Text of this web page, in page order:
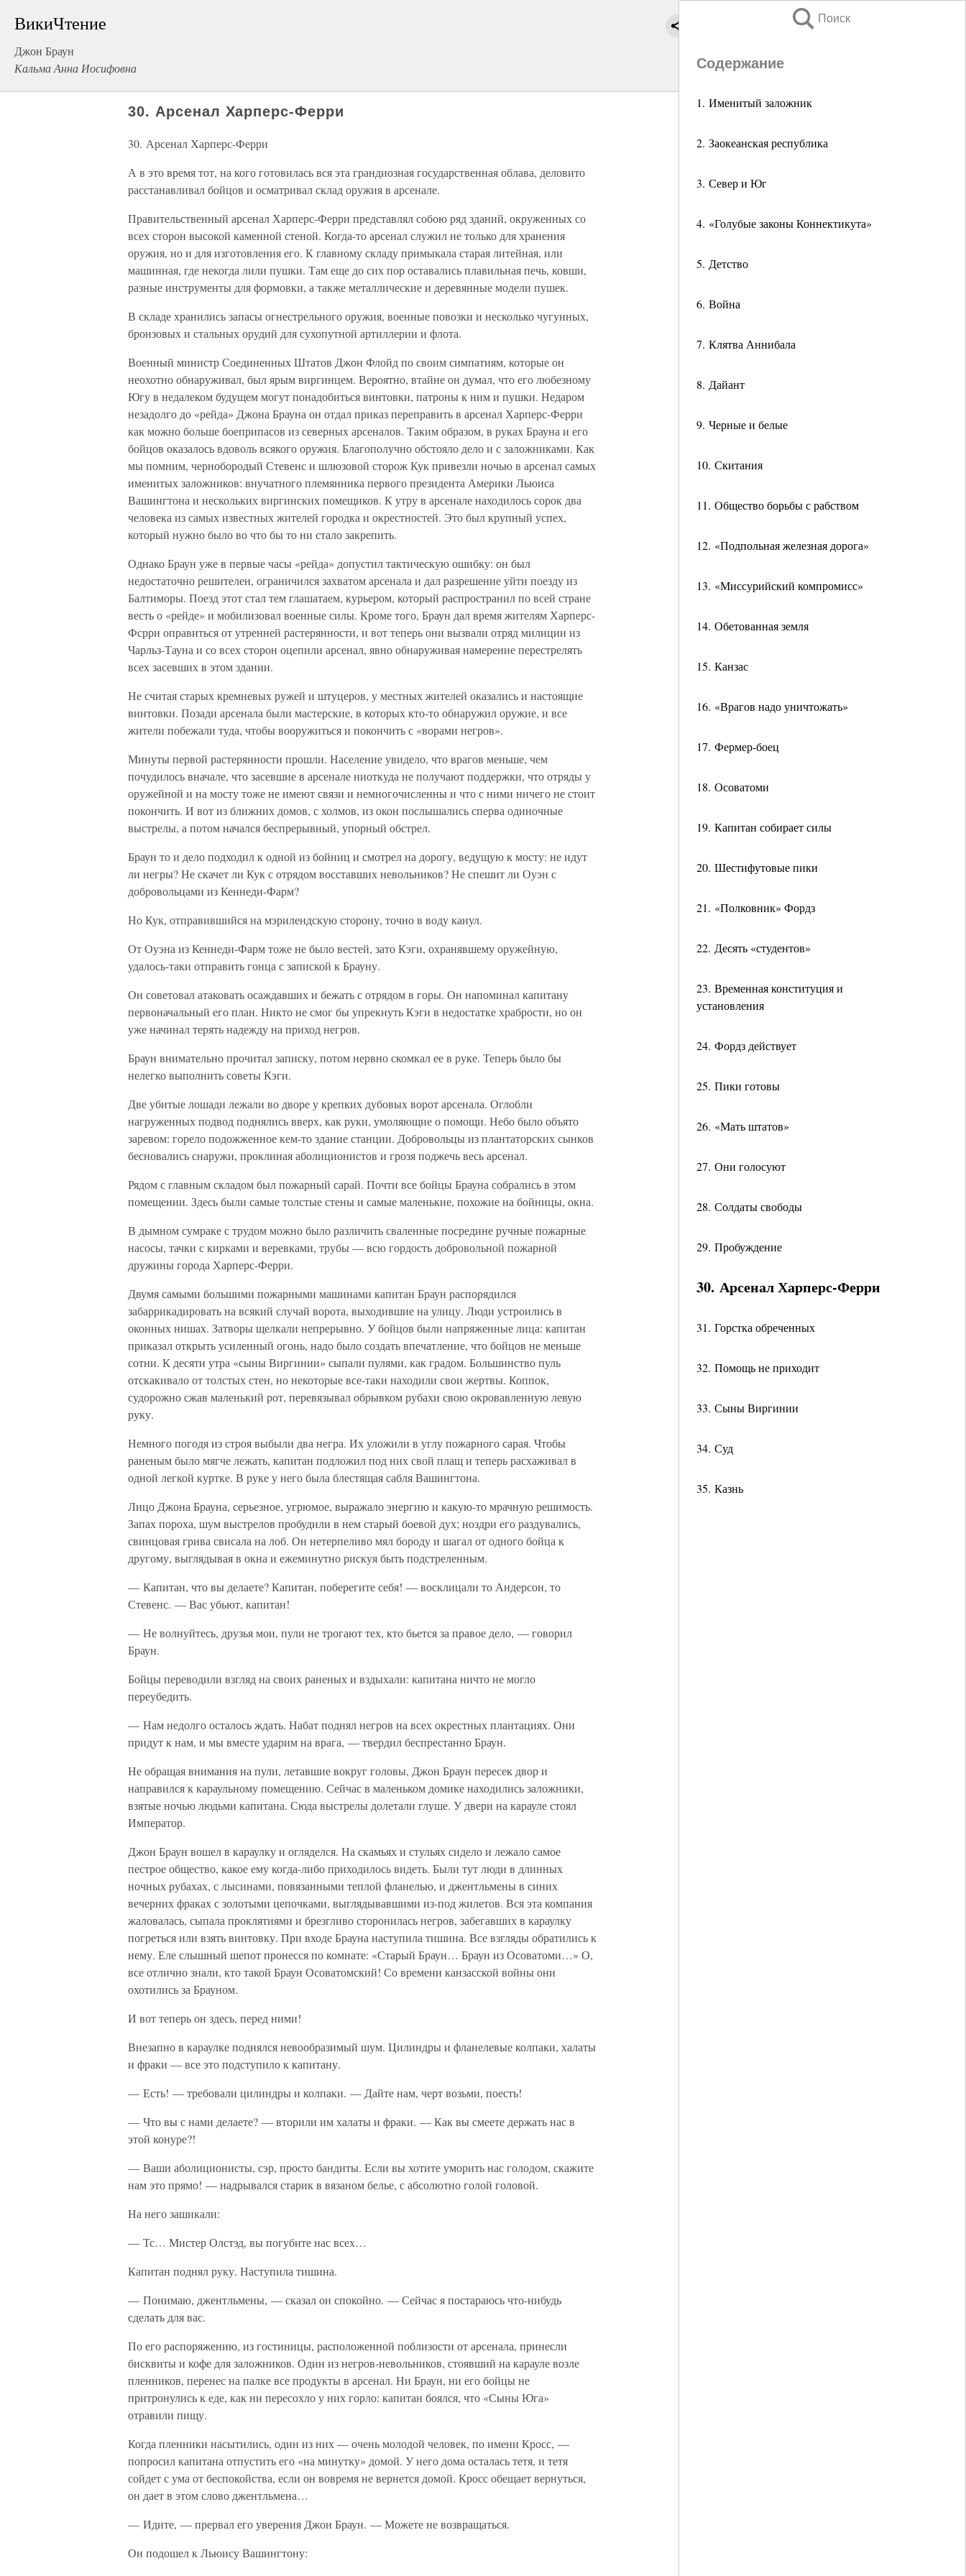
ВикиЧтение
Джон Браун
Кальма Анна Иосифовна
Поиск
Содержание
1. Именитый заложник
2. Заокеанская республика
3. Север и Юг
4. «Голубые законы Коннектикута»
5. Детство
6. Война
7. Клятва Аннибала
8. Дайант
9. Черные и белые
10. Скитания
11. Общество борьбы с рабством
12. «Подпольная железная дорога»
13. «Миссурийский компромисс»
14. Обетованная земля
15. Канзас
16. «Врагов надо уничтожать»
17. Фермер-боец
18. Осоватоми
19. Капитан собирает силы
20. Шестифутовые пики
21. «Полковник» Фордз
22. Десять «студентов»
23. Временная конституция и
установления
24. Фордз действует
25. Пики готовы
26. «Мать штатов»
27. Они голосуют
28. Солдаты свободы
29. Пробуждение
30. Арсенал Харперс-Ферри
31. Горстка обреченных
32. Помощь не приходит
33. Сыны Виргинии
34. Суд
35. Казнь
30. Арсенал Харперс-Ферри
30. Арсенал Харперс-Ферри
А в это время тот, на кого готовилась вся эта грандиозная государственная облава, деловито
расстанавливал бойцов и осматривал склад оружия в арсенале.
Правительственный арсенал Харперс-Ферри представлял собою ряд зданий, окруженных со
всех сторон высокой каменной стеной. Когда-то арсенал служил не только для хранения
оружия, но и для изготовления его. К главному складу примыкала старая литейная, или
машинная, где некогда лили пушки. Там еще до сих пор оставались плавильная печь, ковши,
разные инструменты для формовки, а также металлические и деревянные модели пушек.
В складе хранились запасы огнестрельного оружия, военные повозки и несколько чугунных,
бронзовых и стальных орудий для сухопутной артиллерии и флота.
Военный министр Соединенных Штатов Джон Флойд по своим симпатиям, которые он
неохотно обнаруживал, был ярым виргинцем. Вероятно, втайне он думал, что его любезному
Югу в недалеком будущем могут понадобиться винтовки, патроны к ним и пушки. Недаром
незадолго до «рейда» Джона Брауна он отдал приказ переправить в арсенал Харперс-Ферри
как можно больше боеприпасов из северных арсеналов. Таким образом, в руках Брауна и его
бойцов оказалось вдоволь всякого оружия. Благополучно обстояло дело и с заложниками. Как
мы помним, чернобородый Стевенс и шлюзовой сторож Кук привезли ночью в арсенал самых
именитых заложников: внучатного племянника первого президента Америки Льюиса
Вашингтона и нескольких виргинских помещиков. К утру в арсенале находилось сорок два
человека из самых известных жителей городка и окрестностей. Это был крупный успех,
который нужно было во что бы то ни стало закрепить.
Однако Браун уже в первые часы «рейда» допустил тактическую ошибку: он был
недостаточно решителен, ограничился захватом арсенала и дал разрешение уйти поезду из
Балтиморы. Поезд этот стал тем глашатаем, курьером, который распространил по всей стране
весть о «рейде» и мобилизовал военные силы. Кроме того, Браун дал время жителям Харперс-
Фсрри оправиться от утренней растерянности, и вот теперь они вызвали отряд милиции из
Чарльз-Тауна и со всех сторон оцепили арсенал, явно обнаруживая намерение перестрелять
всех засевших в этом здании.
Не считая старых кремневых ружей и штуцеров, у местных жителей оказались и настоящие
винтовки. Позади арсенала были мастерские, в которых кто-то обнаружил оружие, и все
жители побежали туда, чтобы вооружиться и покончить с «ворами негров».
Минуты первой растерянности прошли. Население увидело, что врагов меньше, чем
почудилось вначале, что засевшие в арсенале ниоткуда не получают поддержки, что отряды у
оружейной и на мосту тоже не имеют связи и немногочисленны и что с ними ничего не стоит
покончить. И вот из ближних домов, с холмов, из окон послышались сперва одиночные
выстрелы, а потом начался беспрерывный, упорный обстрел.
Браун то и дело подходил к одной из бойниц и смотрел на дорогу, ведущую к мосту: не идут
ли негры? Не скачет ли Кук с отрядом восставших невольников? Не спешит ли Оуэн с
добровольцами из Кеннеди-Фарм?
Но Кук, отправившийся на мэрилендскую сторону, точно в воду канул.
От Оуэна из Кеннеди-Фарм тоже не было вестей, зато Кэги, охранявшему оружейную,
удалось-таки отправить гонца с запиской к Брауну.
Он советовал атаковать осаждавших и бежать с отрядом в горы. Он напоминал капитану
первоначальный его план. Никто не смог бы упрекнуть Кэги в недостатке храбрости, но он
уже начинал терять надежду на приход негров.
Браун внимательно прочитал записку, потом нервно скомкал ее в руке. Теперь было бы
нелегко выполнить советы Кэги.
Две убитые лошади лежали во дворе у крепких дубовых ворот арсенала. Оглобли
нагруженных подвод поднялись вверх, как руки, умоляющие о помощи. Небо было объято
заревом: горело подожженное кем-то здание станции. Добровольцы из плантаторских сынков
бесновались снаружи, проклиная аболиционистов и грозя поджечь весь арсенал.
Рядом с главным складом был пожарный сарай. Почти все бойцы Брауна собрались в этом
помещении. Здесь были самые толстые стены и самые маленькие, похожие на бойницы, окна.
В дымном сумраке с трудом можно было различить сваленные посредине ручные пожарные
насосы, тачки с кирками и веревками, трубы — всю гордость добровольной пожарной
дружины города Харперс-Ферри.
Двумя самыми большими пожарными машинами капитан Браун распорядился
забаррикадировать на всякий случай ворота, выходившие на улицу. Люди устроились в
оконных нишах. Затворы щелкали непрерывно. У бойцов были напряженные лица: капитан
приказал открыть усиленный огонь, надо было создать впечатление, что бойцов не меньше
сотни. К десяти утра «сыны Виргинии» сыпали пулями, как градом. Большинство пуль
отскакивало от толстых стен, но некоторые все-таки находили свои жертвы. Коппок,
судорожно сжав маленький рот, перевязывал обрывком рубахи свою окровавленную левую
руку.
Немного погодя из строя выбыли два негра. Их уложили в углу пожарного сарая. Чтобы
раненым было мягче лежать, капитан подложил под них свой плащ и теперь расхаживал в
одной легкой куртке. В руке у него была блестящая сабля Вашингтона.
Лицо Джона Брауна, серьезное, угрюмое, выражало энергию и какую-то мрачную решимость.
Запах пороха, шум выстрелов пробудили в нем старый боевой дух; ноздри его раздувались,
свинцовая грива свисала на лоб. Он нетерпеливо мял бороду и шагал от одного бойца к
другому, выглядывая в окна и ежеминутно рискуя быть подстреленным.
— Капитан, что вы делаете? Капитан, поберегите себя! — восклицали то Андерсон, то
Стевенс. — Вас убьют, капитан!
— Не волнуйтесь, друзья мои, пули не трогают тех, кто бьется за правое дело, — говорил
Браун.
Бойцы переводили взгляд на своих раненых и вздыхали: капитана ничто не могло
переубедить.
— Нам недолго осталось ждать. Набат поднял негров на всех окрестных плантациях. Они
придут к нам, и мы вместе ударим на врага, — твердил беспрестанно Браун.
Не обращая внимания на пули, летавшие вокруг головы, Джон Браун пересек двор и
направился к караульному помещению. Сейчас в маленьком домике находились заложники,
взятые ночью людьми капитана. Сюда выстрелы долетали глуше. У двери на карауле стоял
Император.
Джон Браун вошел в караулку и огляделся. На скамьях и стульях сидело и лежало самое
пестрое общество, какое ему когда-либо приходилось видеть. Были тут люди в длинных
ночных рубахах, с лысинами, повязанными теплой фланелью, и джентльмены в синих
вечерних фраках с золотыми цепочками, выглядывавшими из-под жилетов. Вся эта компания
жаловалась, сыпала проклятиями и брезгливо сторонилась негров, забегавших в караулку
погреться или взять винтовку. При входе Брауна наступила тишина. Все взгляды обратились к
нему. Еле слышный шепот пронесся по комнате: «Старый Браун… Браун из Осоватоми…» О,
все отлично знали, кто такой Браун Осоватомский! Со времени канзасской войны они
охотились за Брауном.
И вот теперь он здесь, перед ними!
Внезапно в караулке поднялся невообразимый шум. Цилиндры и фланелевые колпаки, халаты
и фраки — все это подступило к капитану.
— Есть! — требовали цилиндры и колпаки. — Дайте нам, черт возьми, поесть!
— Что вы с нами делаете? — вторили им халаты и фраки. — Как вы смеете держать нас в
этой конуре?!
— Ваши аболиционисты, сэр, просто бандиты. Если вы хотите уморить нас голодом, скажите
нам это прямо! — надрывался старик в вязаном белье, с абсолютно голой головой.
На него зашикали:
— Тс… Мистер Олстэд, вы погубите нас всех…
Капитан поднял руку. Наступила тишина.
— Понимаю, джентльмены, — сказал он спокойно. — Сейчас я постараюсь что-нибудь
сделать для вас.
По его распоряжению, из гостиницы, расположенной поблизости от арсенала, принесли
бисквиты и кофе для заложников. Один из негров-невольников, стоявший на карауле возле
пленников, перенес на палке все продукты в арсенал. Ни Браун, ни его бойцы не
притронулись к еде, как ни пересохло у них горло: капитан боялся, что «Сыны Юга»
отравили пищу.
Когда пленники насытились, один из них — очень молодой человек, по имени Кросс, —
попросил капитана отпустить его «на минутку» домой. У него дома осталась тетя, и тетя
сойдет с ума от беспокойства, если он вовремя не вернется домой. Кросс обещает вернуться,
он дает в этом слово джентльмена…
— Идите, — прервал его уверения Джон Браун. — Можете не возвращаться.
Он подошел к Льюису Вашингтону: